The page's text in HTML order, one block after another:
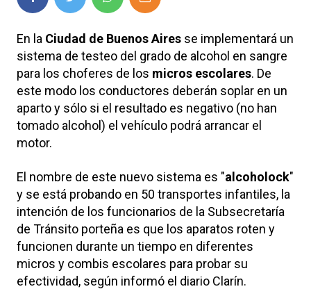
En la Ciudad de Buenos Aires se implementará un
sistema de testeo del grado de alcohol en sangre
para los choferes de los micros escolares. De
este modo los conductores deberán soplar en un
aparto y sólo si el resultado es negativo (no han
tomado alcohol) el vehículo podrá arrancar el
motor.
El nombre de este nuevo sistema es "alcoholock"
y se está probando en 50 transportes infantiles, la
intención de los funcionarios de la Subsecretaría
de Tránsito porteña es que los aparatos roten y
funcionen durante un tiempo en diferentes
micros y combis escolares para probar su
efectividad, según informó el diario Clarín.